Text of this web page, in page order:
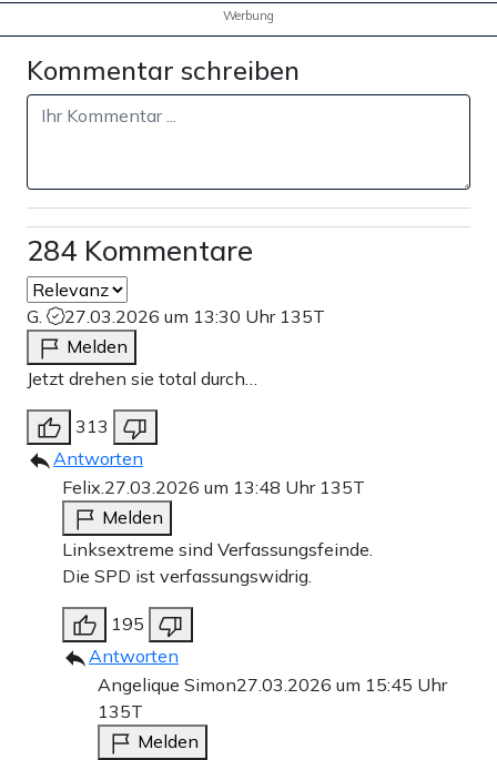
Werbung
Kommentar schreiben
284 Kommentare
G. 27.03.2026 um 13:30 Uhr 135T
Melden
Jetzt drehen sie total durch…
313
Antworten
Felix. 27.03.2026 um 13:48 Uhr 135T
Melden
Linksextreme sind Verfassungsfeinde.
Die SPD ist verfassungswidrig.
195
Antworten
Angelique Simon27.03.2026 um 15:45 Uhr
135T
Melden